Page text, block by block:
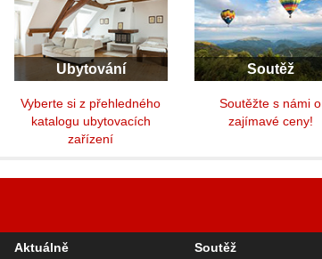
Ubytování
Vyberte si z přehledného
katalogu ubytovacích
zařízení
Soutěž
Soutěžte s námi o
zajímavé ceny!
Aktuálně Soutěž